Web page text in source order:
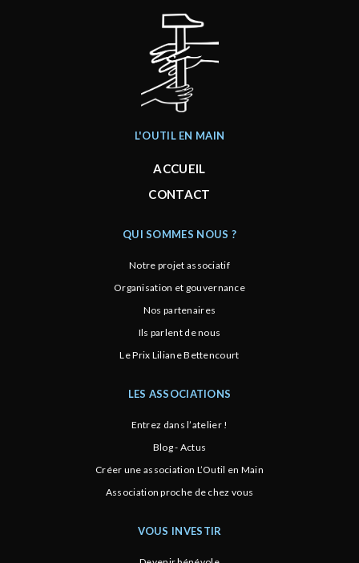
L'OUTIL EN MAIN
ACCUEIL
CONTACT
QUI SOMMES NOUS ?
Notre projet associatif
Organisation et gouvernance
Nos partenaires
Ils parlent de nous
Le Prix Liliane Bettencourt
LES ASSOCIATIONS
Entrez dans l’atelier !
Blog - Actus
Créer une association L’Outil en Main
Association proche de chez vous
VOUS INVESTIR